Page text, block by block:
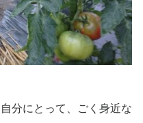
分にとって、ごく身近な